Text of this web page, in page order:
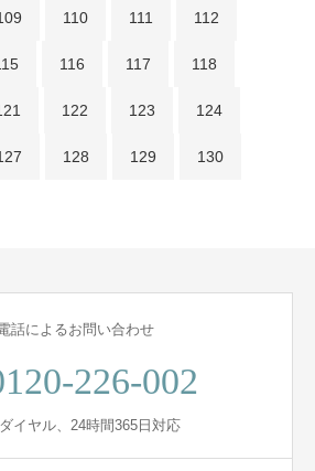
110 111 112
116 117 118
122 123 124
128 129 130
話によるお問い合わせ
226-002
イヤル、24時間365日対応